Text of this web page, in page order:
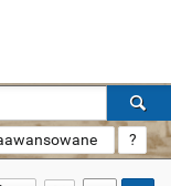
?